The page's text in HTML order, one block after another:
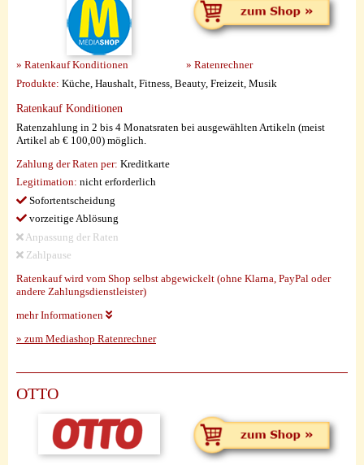
» Ratenkauf Konditionen
» Ratenrechner
Produkte: Küche, Haushalt, Fitness, Beauty, Freizeit, Musik
Ratenkauf Konditionen
Ratenzahlung in 2 bis 4 Monatsraten bei ausgewählten Artikeln (meist
Artikel ab € 100,00) möglich.
Zahlung der Raten per: Kreditkarte
Legitimation: nicht erforderlich
Sofortentscheidung
vorzeitige Ablösung
Anpassung der Raten
Zahlpause
Ratenkauf wird vom Shop selbst abgewickelt (ohne Klarna, PayPal oder
andere Zahlungsdienstleister)
mehr Informationen
» zum Mediashop Ratenrechner
OTTO